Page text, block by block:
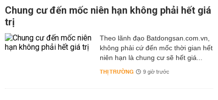
Chung cư đến mốc niên hạn không phải hết giá
trị
Theo lãnh đạo Batdongsan.com.vn,
không phải cứ đến mốc thời gian hết
niên hạn là chung cư sẽ hết giá...
THỊ TRƯỜNG 9 giờ trước